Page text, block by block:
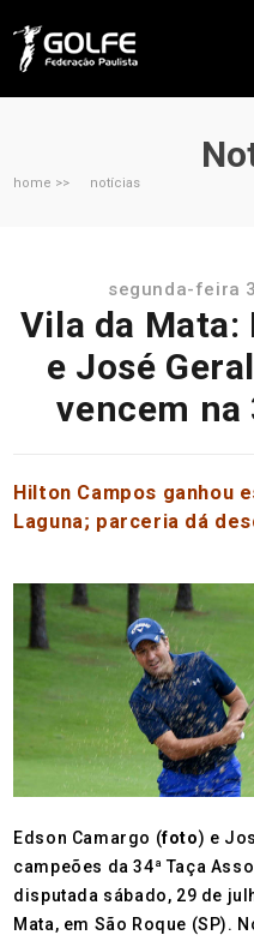
home >> notícias
segunda-feira
Vila da Mata:
e José
vencem na
Hilton Campos ganhou
Laguna; parceria dá
Edson Camargo (foto) e
campeões da 34ª Taça
disputada sábado, 29 de
Mata, em São Roque (SP).